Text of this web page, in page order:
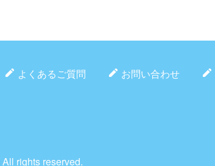
よくあるご質問 お問い合わせ
All rights reserved.